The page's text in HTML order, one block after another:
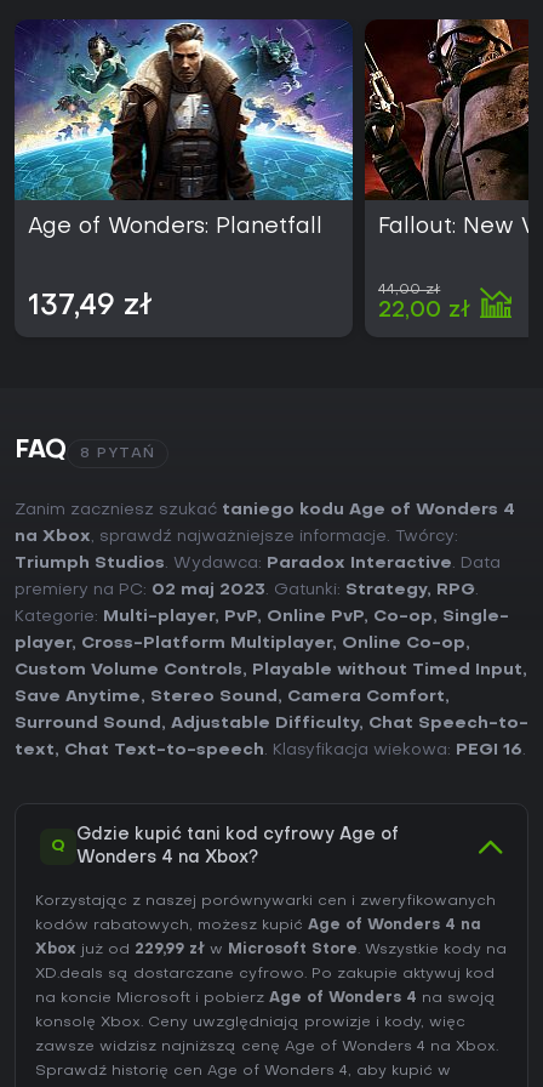
Age of Wonders: Planetfall
137,49 zł
Fallout: New
44,00 zł
22,00 zł
FAQ 8 PYTAŃ
Zanim zaczniesz szukać taniego kodu Age of Wonders 4
na Xbox, sprawdź najważniejsze informacje. Twórcy:
Triumph Studios. Wydawca: Paradox Interactive. Data
premiery na PC: 02 maj 2023. Gatunki: Strategy, RPG.
Kategorie:
Multi-player, PvP, Online PvP, Co-op, Single-
player, Cross-Platform Multiplayer, Online Co-op,
Custom Volume Controls, Playable without Timed Input,
Save Anytime, Stereo Sound , Camera Comfort,
Surround Sound , Adjustable Difficulty, Chat Speech-to-
text, Chat Text-to-speech. Klasyfikacja wiekowa: PEGI 16.
Q
Gdzie kupić tani kod cyfrowy Age of
Wonders 4 na Xbox?
Korzystając z naszej porównywarki cen i zweryfikowanych
kodów rabatowych, możesz kupić Age of Wonders 4 na
Xbox już od 229,99 zł w Microsoft Store. Wszystkie kody na
XD.deals są dostarczane cyfrowo. Po zakupie aktywuj kod
na koncie Microsoft i pobierz Age of Wonders 4 na swoją
konsolę Xbox. Ceny uwzględniają prowizje i kody, więc
zawsze widzisz najniższą cenę Age of Wonders 4 na Xbox.
Sprawdź historię cen Age of Wonders 4, aby kupić w